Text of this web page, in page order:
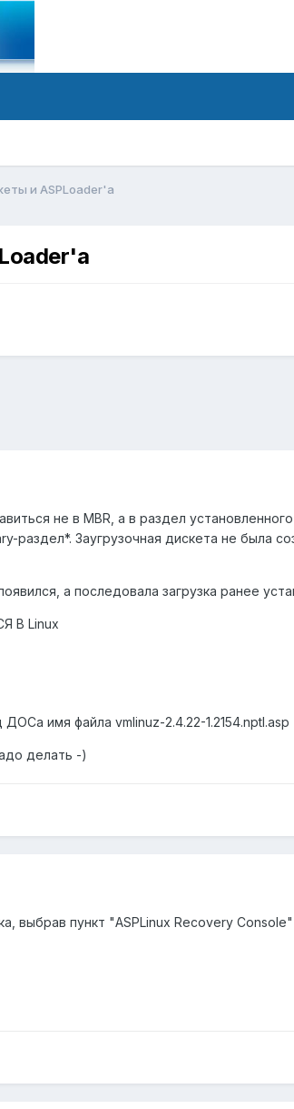
и ASPLoader'а
не в MBR, а в раздел
раздел*. Заугрузочная дискета не была
а последовала загрузка ранее
В Linux
имя файла vmlinuz-2.4.22-1.2154.nptl.asp
делать -)
выбрав пункт "ASPLinux Recovery